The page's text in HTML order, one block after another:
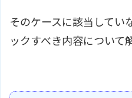
そのケースに該当してい
ックすべき内容について